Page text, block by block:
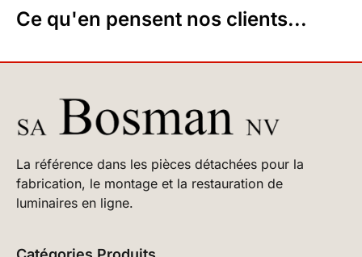
Ce qu'en pensent nos clients...
La référence dans les pièces détachées pour la
fabrication, le montage et la restauration de
luminaires en ligne.